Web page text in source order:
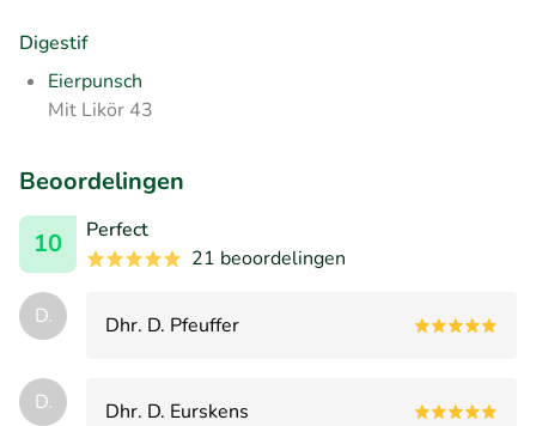
Digestif
Eierpunsch
Mit Likör 43
Beoordelingen
10
Perfect
21 beoordelingen
D. Dhr. D. Pfeuffer
D. Dhr. D. Eurskens